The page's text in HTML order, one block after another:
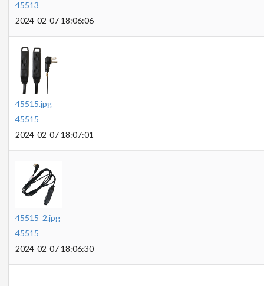
45513
2024-02-07 18:06:06
45515.jpg
45515
2024-02-07 18:07:01
45515_2.jpg
45515
2024-02-07 18:06:30